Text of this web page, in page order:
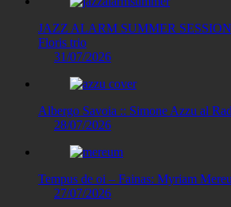
JAZZ ALARM SUMMER
Floris trio
31/07/2026
Albergo Savoia :: Simone Azzu al
28/07/2026
Tempus de oi – Fainas: Myriam
27/07/2026